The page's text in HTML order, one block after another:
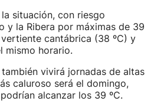
situación, con riesgo
y la Ribera por máximas de 39
cantábrica (38 ºC) y
mismo horario.
también vivirá jornadas de altas
caluroso será el domingo,
alcanzar los 39 ºC.